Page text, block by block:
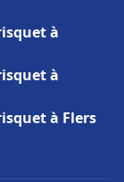
à
à
à Flers